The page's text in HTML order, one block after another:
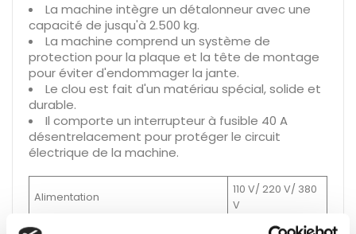
La machine intègre un détalonneur avec une
capacité de jusqu'à 2.500 kg.
La machine comprend un système de
protection pour la plaque et la tête de montage
pour éviter d'endommager la jante.
Le clou est fait d'un matériau spécial, solide et
durable.
Il comporte un interrupteur à fusible 40 A
désentrelacement pour protéger le circuit
électrique de la machine.
Alimentation
110 V/ 220 V/ 380
V
Puissance
0.75/1.1 Kw